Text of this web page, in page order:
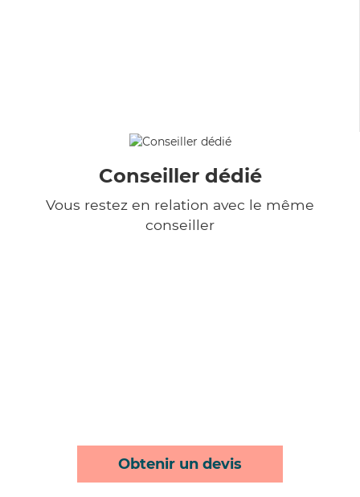
Conseiller dédié
Vous restez en relation avec le même
conseiller
Obtenir un devis